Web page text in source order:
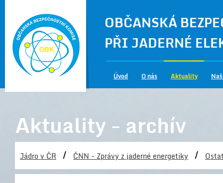
OBČANSKÁ
PŘI JADERNÉ
Úvod O nás Aktuality
Aktuality - archív
Jádro v ČR / ČNN - Zprávy z jaderné energetiky /